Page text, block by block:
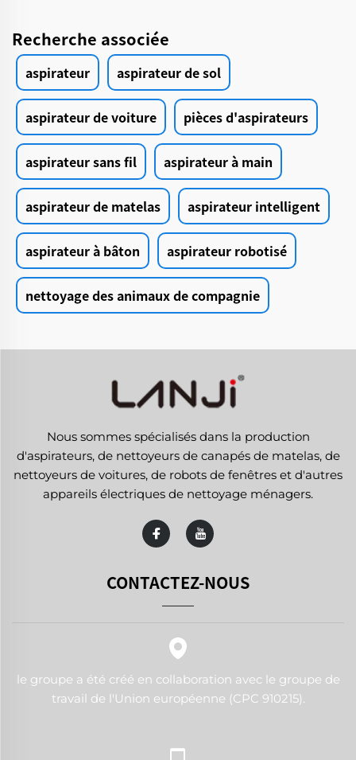
Recherche associée
aspirateur aspirateur de sol
aspirateur de voiture pièces d'aspirateurs
aspirateur sans fil aspirateur à main
aspirateur de matelas aspirateur intelligent
aspirateur à bâton aspirateur robotisé
nettoyage des animaux de compagnie
Nous sommes spécialisés dans la production
d'aspirateurs, de nettoyeurs de canapés de matelas, de
nettoyeurs de voitures, de robots de fenêtres et d'autres
appareils électriques de nettoyage ménagers.
CONTACTEZ-NOUS
le groupe a été créé en collaboration avec le groupe de
travail de l'Union européenne (CPC 910215).